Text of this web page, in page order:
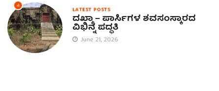
4 LATEST POSTS
ದಖ್ಮಾ – ಪಾರ್ಸಿಗಳ ಶವಸಂಸ್ಕಾರದ
ವಿಭಿನ್ನ ಪದ್ಧತಿ
June 21, 2026